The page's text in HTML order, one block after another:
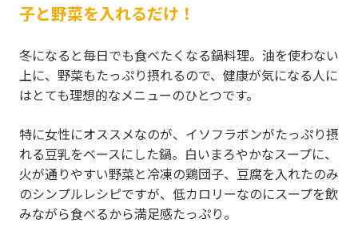
子と野菜を入れるだけ！
冬になると毎日でも食べたくなる鍋料理。油を使わない
上に、野菜もたっぷり摂れるので、健康が気になる人に
はとても理想的なメニューのひとつです。
特に女性にオススメなのが、イソフラボンがたっぷり摂
れる豆乳をベースにした鍋。白いまろやかなスープに、
火が通りやすい野菜と冷凍の鶏団子、豆腐を入れたのみ
のシンプルレシピですが、低カロリーなのにスープを飲
みながら食べるから満足感たっぷり。